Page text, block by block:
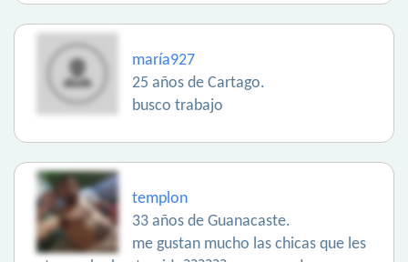
maría927
25 años de Cartago.
busco trabajo
templon
33 años de Guanacaste.
me gustan mucho las chicas que les